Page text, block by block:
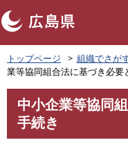
ペ
ー
ジ
の
で
トップページ 組織でさが
業等協同組合法に基づき必要
中小企業等協同
手続き